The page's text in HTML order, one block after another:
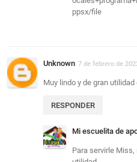
ppsx/file
Unknown 7 de febrero de
Muy lindo y de gran
RESPONDER
Mi escuelita de
Para servirle